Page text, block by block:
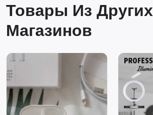
Товары Из Других
Магазинов